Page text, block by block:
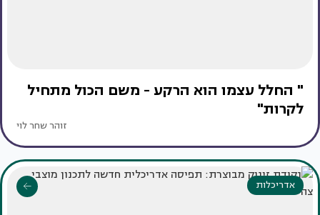
" החלל עצמו הוא הרקע - משם הכול מתחיל
לקרות"
זוהר שחר לוי
אדריכלות